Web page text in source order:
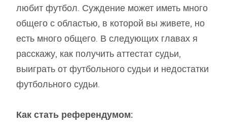
любит футбол. Суждение может иметь много
общего с областью, в которой вы живете, но
есть много общего. В следующих главах я
расскажу, как получить аттестат судьи,
выиграть от футбольного судьи и недостатки
футбольного судьи.
Как стать референдумом: